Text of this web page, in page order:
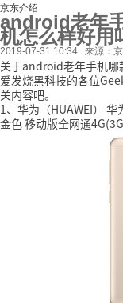
京东介绍
android老年
机怎么样好用
2019-07-31 10:34 来源：
关于android老年手机
爱发烧黑科技的各位
关内容吧。
1、华为（HUAWEI）
金色 移动版全网通